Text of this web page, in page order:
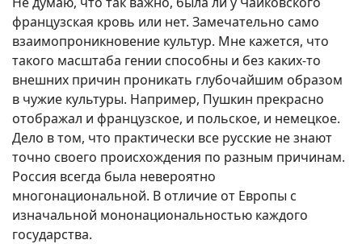
французская кровь или нет. Замечательно само
взаимопроникновение культур. Мне кажется, что
такого масштаба гении способны и без каких-то
внешних причин проникать глубочайшим образом
в чужие культуры. Например, Пушкин прекрасно
отображал и французское, и польское, и немецкое.
Дело в том, что практически все русские не знают
точно своего происхождения по разным причинам.
Россия всегда была невероятно
многонациональной. В отличие от Европы с
изначальной мононациональностью каждого
государства.